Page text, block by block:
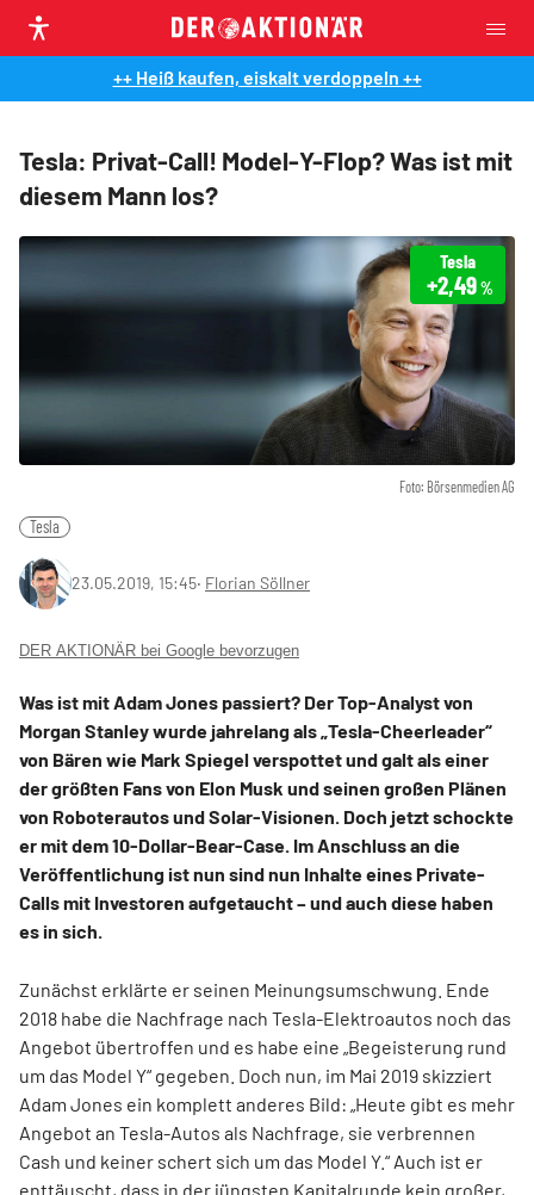
++ Heiß kaufen, eiskalt verdoppeln ++
Tesla: Privat-Call! Model-Y-Flop? Was ist mit
diesem Mann los?
Foto: Börsenmedien AG
Tesla
+2,49%
Tesla
23.05.2019, 15:45‧ Florian Söllner
DER AKTIONÄR bei Google bevorzugen
Was ist mit Adam Jones passiert? Der Top-Analyst von
Morgan Stanley wurde jahrelang als „Tesla-Cheerleader“
von Bären wie Mark Spiegel verspottet und galt als einer
der größten Fans von Elon Musk und seinen großen Plänen
von Roboterautos und Solar-Visionen. Doch jetzt schockte
er mit dem 10-Dollar-Bear-Case. Im Anschluss an die
Veröffentlichung ist nun sind nun Inhalte eines Private-
Calls mit Investoren aufgetaucht – und auch diese haben
es in sich.
Zunächst erklärte er seinen Meinungsumschwung. Ende
2018 habe die Nachfrage nach Tesla-Elektroautos noch das
Angebot übertroffen und es habe eine „Begeisterung rund
um das Model Y“ gegeben. Doch nun, im Mai 2019 skizziert
Adam Jones ein komplett anderes Bild: „Heute gibt es mehr
Angebot an Tesla-Autos als Nachfrage, sie verbrennen
Cash und keiner schert sich um das Model Y.“ Auch ist er
enttäuscht, dass in der jüngsten Kapitalrunde kein großer,